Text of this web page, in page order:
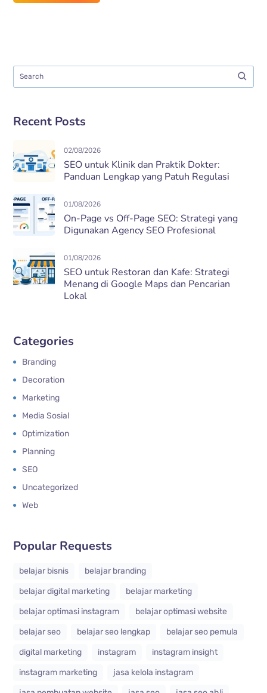
Recent Posts
02/08/2026
SEO untuk Klinik dan Praktik Dokter:
Panduan Lengkap yang Patuh Regulasi
01/08/2026
On-Page vs Off-Page SEO: Strategi yang
Digunakan Agency SEO Profesional
01/08/2026
SEO untuk Restoran dan Kafe: Strategi
Menang di Google Maps dan Pencarian
Lokal
Categories
Branding
Decoration
Marketing
Media Sosial
Optimization
Planning
SEO
Uncategorized
Web
Popular Requests
belajar bisnis
belajar branding
belajar digital marketing
belajar marketing
belajar optimasi instagram
belajar optimasi website
belajar seo
belajar seo lengkap
belajar seo pemula
digital marketing
instagram
instagram insight
instagram marketing
jasa kelola instagram